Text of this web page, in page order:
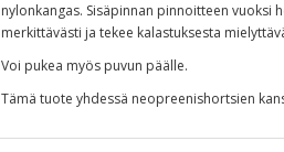
nylonkangas. Sisäpinnan pinnoitteen
merkittävästi ja tekee kalastuksesta
Voi pukea myös puvun päälle.
Tämä tuote yhdessä neopreenishortsien